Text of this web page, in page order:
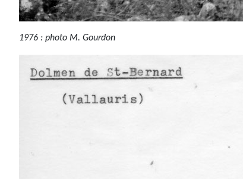
1976 : photo M. Gourdon